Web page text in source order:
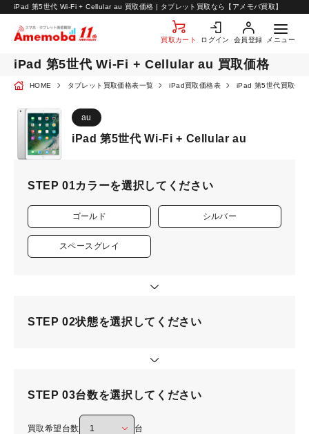
iPad 第5世代 Wi-Fi + Cellular au 買取価格 | タブレット買取なら【アメモバ買取】
買取カート ログイン 会員登録 メニュー
お知らせ
お問い合わせ
iPad 第5世代 Wi-Fi + Cellular au 買取価格
HOME タブレット買取価格表一覧 iPad買取価格表 iPad 第5世代買取価
au
iPad 第5世代 Wi-Fi + Cellular au
STEP 01カラーを選択してください
ゴールド シルバー
スペースグレイ
STEP 02状態を選択してください
STEP 03台数を選択してください
買取希望台数 台